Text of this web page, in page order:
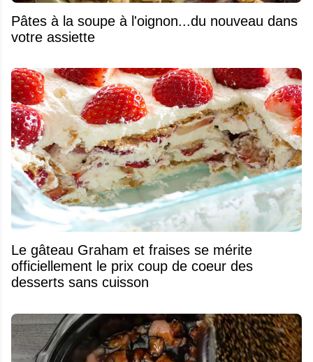
Pâtes à la soupe à l'oignon...du nouveau dans
votre assiette
Le gâteau Graham et fraises se mérite
officiellement le prix coup de coeur des
desserts sans cuisson